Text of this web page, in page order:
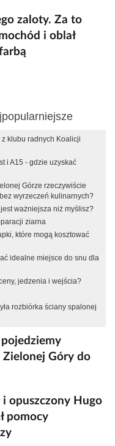
zaloty. Za to
i oblał
klubu radnych Koalicji
i A15 - gdzie uzyskać
Górze rzeczywiście
wyrzeczeń kulinarnych?
ważniejsza niż myślisz?
ziarna
które mogą kosztować
idealne miejsce do snu dla
jedzenia i wejścia?
rozbiórka ściany spalonej
Zielonej Góry do
opuszczony Hugo
pomocy